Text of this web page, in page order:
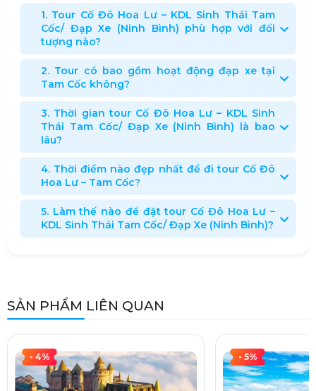
1. Tour Cố Đô Hoa Lư – KDL Sinh Thái Tam
Cốc/ Đạp Xe (Ninh Bình) phù hợp với đối
tượng nào?
2. Tour có bao gồm hoạt động đạp xe tại
Tam Cốc không?
3. Thời gian tour Cố Đô Hoa Lư – KDL Sinh
Thái Tam Cốc/ Đạp Xe (Ninh Bình) là bao
lâu?
4. Thời điểm nào đẹp nhất để đi tour Cố Đô
Hoa Lư – Tam Cốc?
5. Làm thế nào để đặt tour Cố Đô Hoa Lư –
KDL Sinh Thái Tam Cốc/ Đạp Xe (Ninh Bình)?
SẢN PHẨM LIÊN QUAN
- 4% - 5%